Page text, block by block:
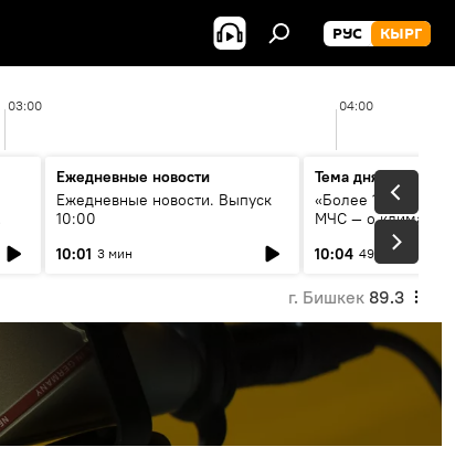
РУС КЫРГ
03:00 04:00
Ежедневные новости
Ежедневные новости. Выпуск
10:00
10:01 3 мин
Тема дня
«Более 1200 сёл в
МЧС — о климате,
системе
населения
10:04 49 мин
г. Бишкек 89.3